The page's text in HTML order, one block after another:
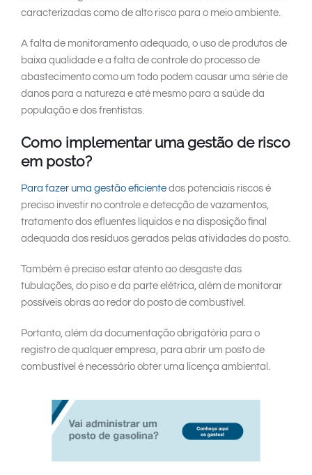
caracterizadas como de alto risco para o meio ambiente.
A falta de monitoramento adequado, o uso de produtos de
baixa qualidade e a falta de controle do processo de
abastecimento como um todo podem causar uma série de
danos para a natureza e até mesmo para a saúde da
população e dos frentistas.
Como implementar uma gestão de risco
em posto?
Para fazer uma gestão eficiente dos potenciais riscos é
preciso investir no controle e detecção de vazamentos,
tratamento dos efluentes líquidos e na disposição final
adequada dos resíduos gerados pelas atividades do posto.
Também é preciso estar atento ao desgaste das
tubulações, do piso e da parte elétrica, além de monitorar
possíveis obras ao redor do posto de combustível.
Portanto, além da documentação obrigatória para o
registro de qualquer empresa, para abrir um posto de
combustível é necessário obter uma licença ambiental.